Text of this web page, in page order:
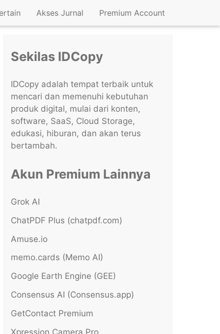
Akses Jurnal Premium Account
Sekilas IDCopy
IDCopy adalah tempat terbaik untuk
mencari dan memenuhi kebutuhan
produk digital, mulai dari konten,
software, SaaS, Cloud Storage,
edukasi, hiburan, dan akan terus
bertambah.
Akun Premium Lainnya
Grok AI
ChatPDF Plus (chatpdf.com)
Amuse.io
memo.cards (Memo AI)
Google Earth Engine (GEE)
Consensus AI (Consensus.app)
GetContact Premium
Xpression Camera Pro